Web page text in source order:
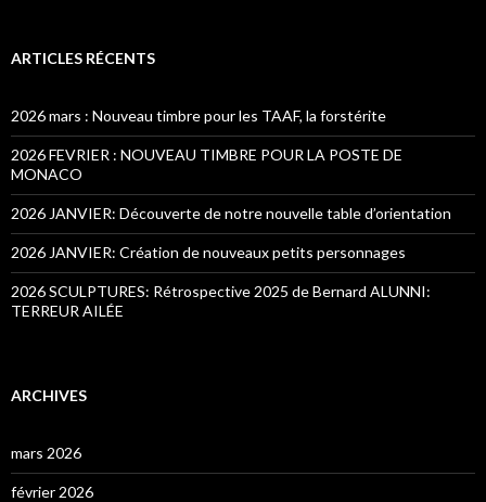
ARTICLES RÉCENTS
2026 mars : Nouveau timbre pour les TAAF, la forstérite
2026 FEVRIER : NOUVEAU TIMBRE POUR LA POSTE DE
MONACO
2026 JANVIER: Découverte de notre nouvelle table d’orientation
2026 JANVIER: Création de nouveaux petits personnages
2026 SCULPTURES: Rétrospective 2025 de Bernard ALUNNI:
TERREUR AILÉE
ARCHIVES
mars 2026
février 2026